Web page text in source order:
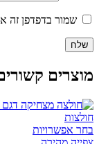
שמור בדפדפן זה
מוצרים
בחר אפשרויות